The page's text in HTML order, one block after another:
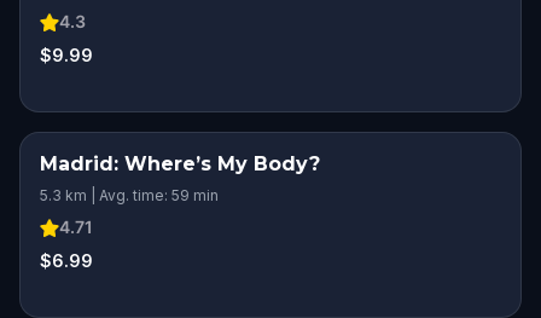
4.3
$9.99
Madrid: Where’s My Body?
5.3 km | Avg. time: 59 min
4.71
$6.99